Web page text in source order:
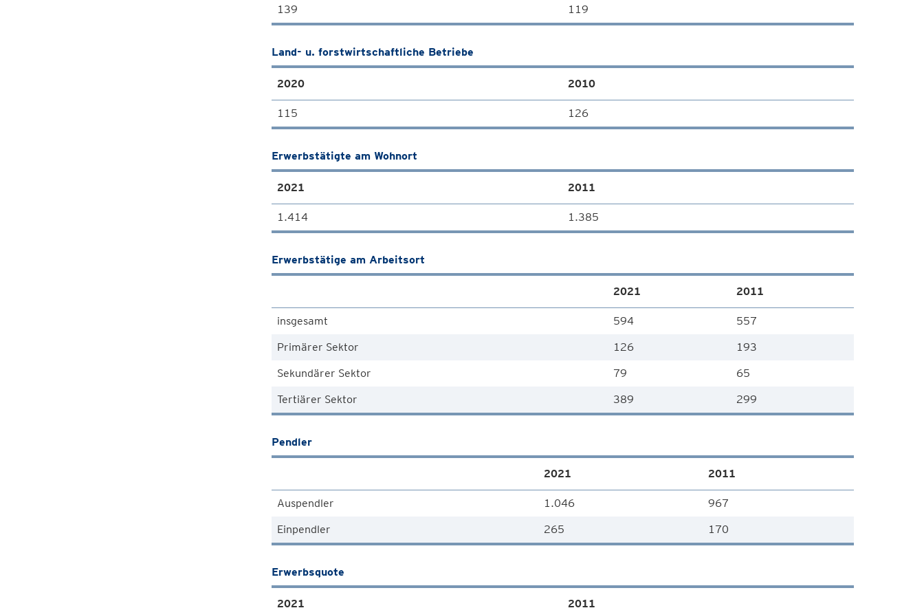
139 119
Land- u. forstwirtschaftliche Betriebe
2020 2010
115 126
Erwerbstätigte am Wohnort
2021 2011
1.414 1.385
Erwerbstätige am Arbeitsort
2021 2011
insgesamt 594
557
Primärer Sektor
126
193
Sekundärer Sektor
79
65
Tertiärer Sektor
389 299
Pendler
2021 2011
Auspendler 1.046
967
Einpendler
265 170
Erwerbsquote
2021 2011